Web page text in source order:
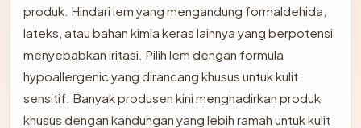
produk. Hindari lem yang mengandung formaldehida,
lateks, atau bahan kimia keras lainnya yang berpotensi
menyebabkan iritasi. Pilih lem dengan formula
hypoallergenic yang dirancang khusus untuk kulit
sensitif. Banyak produsen kini menghadirkan produk
khusus dengan kandungan yang lebih ramah untuk kulit